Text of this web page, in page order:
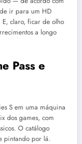
ir para um HD
E, claro, ficar de olho
a longo
Pass e
S em uma máquina
dos games, com
O catálogo
pintando por lá.